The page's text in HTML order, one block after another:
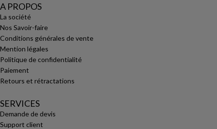
A PROPOS
La société
Nos Savoir-faire
Conditions générales de vente
Mention légales
Politique de confidentialité
Paiement
Retours et rétractations
SERVICES
Demande de devis
Support client